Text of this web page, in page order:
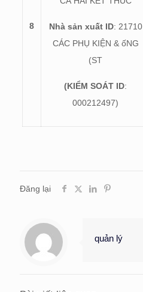
8 Nhà sản xuất ID: 21710
CÁC PHỤ KIỆN & ốNG
(ST
(KIỂM SOÁT ID:
000212497)
Đăng lại
quản lý